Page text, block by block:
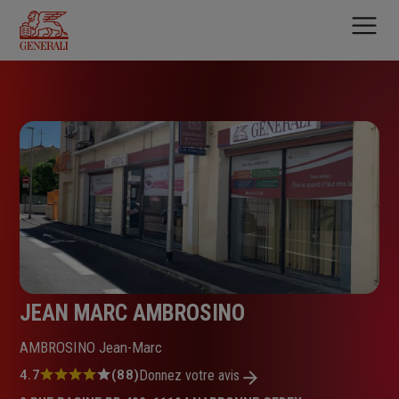
contenu
principal
JEAN MARC AMBROSINO
AMBROSINO Jean-Marc
Note
4.7 (88)Donnez votre avis